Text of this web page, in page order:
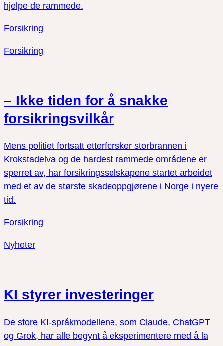
hjelpe de rammede.
Forsikring
Forsikring
– Ikke tiden for å snakke
forsikringsvilkår
Mens politiet fortsatt etterforsker storbrannen i
Krokstadelva og de hardest rammede områdene er
sperret av, har forsikringsselskapene startet arbeidet
med et av de største skadeoppgjørene i Norge i nyere
tid.
Forsikring
Nyheter
KI styrer investeringer
De store KI-språkmodellene, som Claude, ChatGPT
og Grok, har alle begynt å eksperimentere med å la